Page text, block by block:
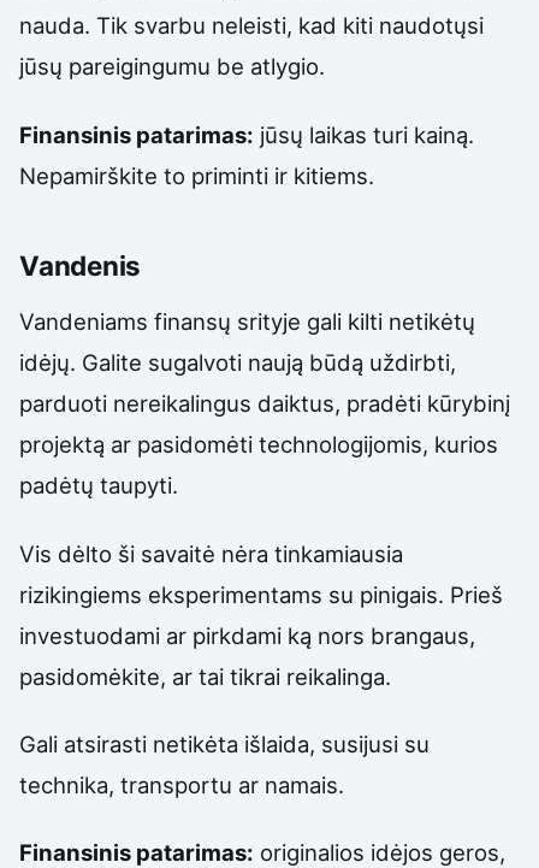
nauda. Tik svarbu neleisti, kad kiti naudotųsi
jūsų pareigingumu be atlygio.
Finansinis patarimas: jūsų laikas turi kainą.
Nepamirškite to priminti ir kitiems.
Vandenis
Vandeniams finansų srityje gali kilti netikėtų
idėjų. Galite sugalvoti naują būdą uždirbti,
parduoti nereikalingus daiktus, pradėti kūrybinį
projektą ar pasidomėti technologijomis, kurios
padėtų taupyti.
Vis dėlto ši savaitė nėra tinkamiausia
rizikingiems eksperimentams su pinigais. Prieš
investuodami ar pirkdami ką nors brangaus,
pasidomėkite, ar tai tikrai reikalinga.
Gali atsirasti netikėta išlaida, susijusi su
technika, transportu ar namais.
Finansinis patarimas: originalios idėjos geros,